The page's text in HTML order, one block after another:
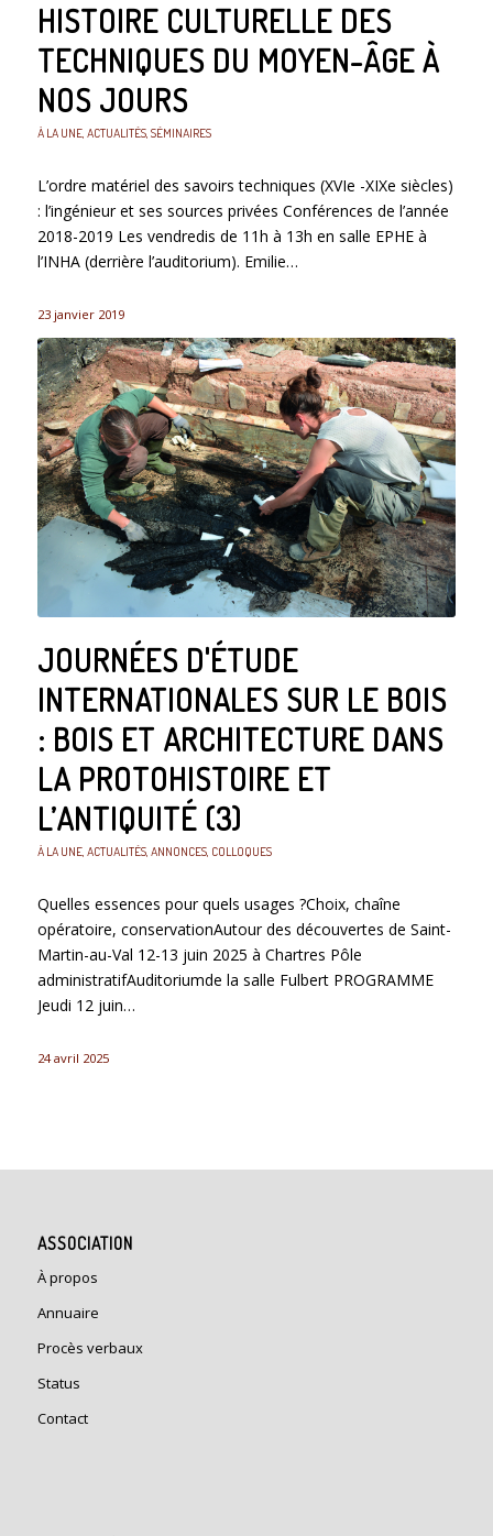
HISTOIRE CULTURELLE DES
TECHNIQUES DU MOYEN-ÂGE À
NOS JOURS
À LA UNE, ACTUALITÉS, SÉMINAIRES
L’ordre matériel des savoirs techniques (XVIe -XIXe siècles)
: l’ingénieur et ses sources privées Conférences de l’année
2018-2019 Les vendredis de 11h à 13h en salle EPHE à
l’INHA (derrière l’auditorium). Emilie…
23 janvier 2019
JOURNÉES D'ÉTUDE
INTERNATIONALES SUR LE BOIS
: BOIS ET ARCHITECTURE DANS
LA PROTOHISTOIRE ET
L’ANTIQUITÉ (3)
À LA UNE, ACTUALITÉS, ANNONCES, COLLOQUES
Quelles essences pour quels usages ?Choix, chaîne
opératoire, conservationAutour des découvertes de Saint-
Martin-au-Val 12-13 juin 2025 à Chartres Pôle
administratifAuditoriumde la salle Fulbert PROGRAMME
Jeudi 12 juin…
24 avril 2025
ASSOCIATION
À propos
Annuaire
Procès verbaux
Status
Contact